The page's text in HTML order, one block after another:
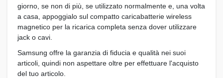
giorno, se non di più, se utilizzato normalmente e, una volta
a casa, appoggialo sul compatto caricabatterie wireless
magnetico per la ricarica completa senza dover utilizzare
jack o cavi.
Samsung offre la garanzia di fiducia e qualità nei suoi
articoli, quindi non aspettare oltre per effettuare l'acquisto
del tuo articolo.